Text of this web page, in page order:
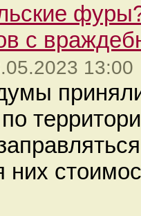
с
13:00
них